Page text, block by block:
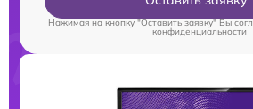
Нажимая на кнопку "Оставить заявку" Вы
конфиденциальности